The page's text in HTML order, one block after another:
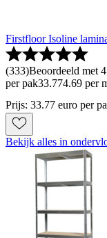
Firstfloor Isoline
(333)Beoordeeld met
per pak33.774.69 per
Prijs: 33.77 euro per
Bekijk alles in